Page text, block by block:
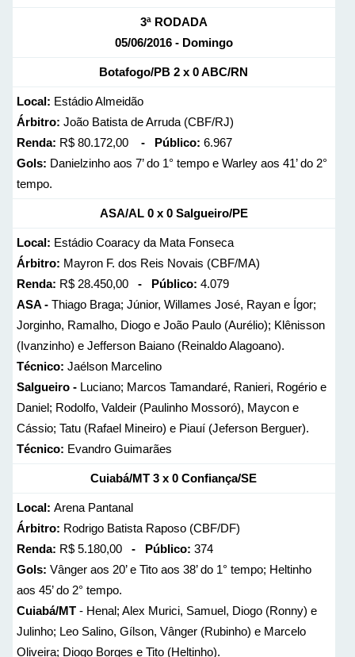
3ª RODADA
05/06/2016 - Domingo
Botafogo/PB 2 x 0 ABC/RN
Local: Estádio Almeidão
Árbitro: João Batista de Arruda (CBF/RJ)
Renda: R$ 80.172,00 - Público: 6.967
Gols: Danielzinho aos 7’ do 1° tempo e Warley aos 41’ do 2°
tempo.
ASA/AL 0 x 0 Salgueiro/PE
Local: Estádio Coaracy da Mata Fonseca
Árbitro: Mayron F. dos Reis Novais (CBF/MA)
Renda: R$ 28.450,00 - Público: 4.079
ASA -Thiago Braga; Júnior, Willames José, Rayan e Ígor;
Jorginho, Ramalho, Diogo e João Paulo (Aurélio); Klênisson
(Ivanzinho) e Jefferson Baiano (Reinaldo Alagoano).
Técnico: Jaélson Marcelino
Salgueiro -Luciano; Marcos Tamandaré, Ranieri, Rogério e
Daniel; Rodolfo, Valdeir (Paulinho Mossoró), Maycon e
Cássio; Tatu (Rafael Mineiro) e Piauí (Jeferson Berguer).
Técnico: Evandro Guimarães
Cuiabá/MT 3 x 0 Confiança/SE
Local: Arena Pantanal
Árbitro: Rodrigo Batista Raposo (CBF/DF)
Renda: R$ 5.180,00 - Público: 374
Gols: Vânger aos 20’ e Tito aos 38’ do 1° tempo; Heltinho
aos 45’ do 2° tempo.
Cuiabá/MT- Henal; Alex Murici, Samuel, Diogo (Ronny) e
Julinho; Leo Salino, Gílson, Vânger (Rubinho) e Marcelo
Oliveira; Diogo Borges e Tito (Heltinho).